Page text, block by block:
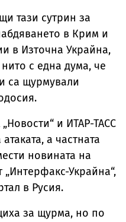
тази сутрин за
в Крим и
в Източна Украйна,
с една дума, че
са щурмували
и ИТАР-ТАСС
а частната
новината на
Украйна“,
в Русия.
за щурма, но по